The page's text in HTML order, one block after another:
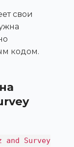
свои
кодом.
and Survey